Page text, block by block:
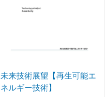
未来技術展望【再生可能エ
ネルギー技術】